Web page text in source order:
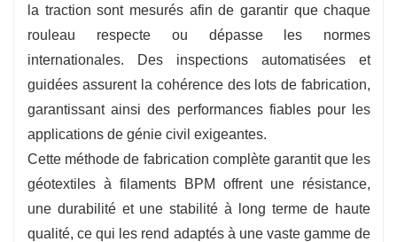
la traction sont mesurés afin de garantir que chaque
rouleau respecte ou dépasse les normes
internationales. Des inspections automatisées et
guidées assurent la cohérence des lots de fabrication,
garantissant ainsi des performances fiables pour les
applications de génie civil exigeantes.
Cette méthode de fabrication complète garantit que les
géotextiles à filaments BPM offrent une résistance,
une durabilité et une stabilité à long terme de haute
qualité, ce qui les rend adaptés à une vaste gamme de